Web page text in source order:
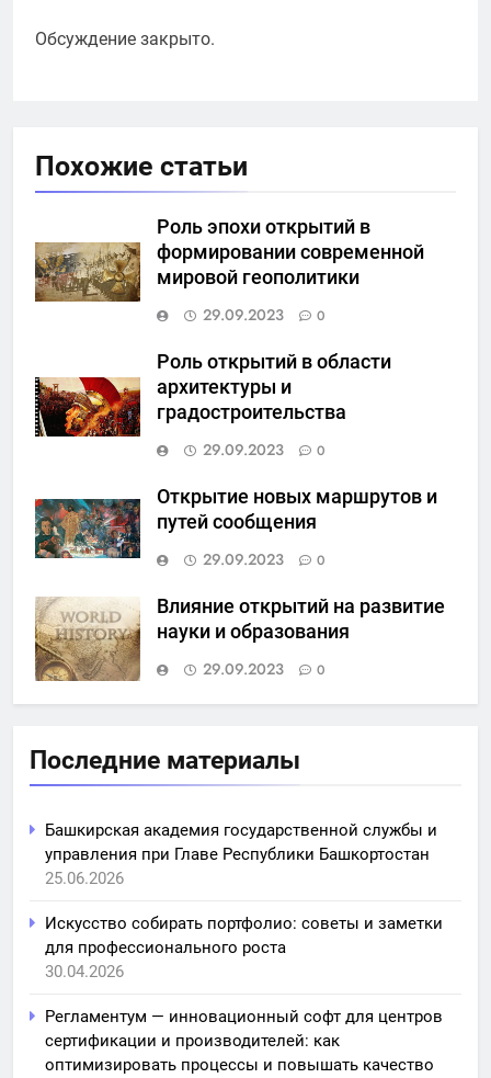
Обсуждение закрыто.
Похожие статьи
Роль эпохи открытий в
формировании современной
мировой геополитики
29.09.2023
0
Роль открытий в области
архитектуры и
градостроительства
29.09.2023
0
Открытие новых маршрутов и
путей сообщения
29.09.2023
0
Влияние открытий на развитие
науки и образования
29.09.2023
0
Последние материалы
Башкирская академия государственной службы и
управления при Главе Республики Башкортостан
25.06.2026
Искусство собирать портфолио: советы и заметки
для профессионального роста
30.04.2026
Регламентум — инновационный софт для центров
сертификации и производителей: как
оптимизировать процессы и повышать качество